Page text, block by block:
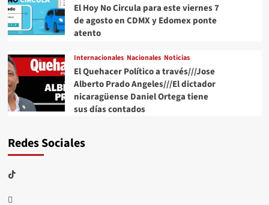
El Hoy No Circula para este viernes 7
de agosto en CDMX y Edomex ponte
atento
Internacionales Nacionales Noticias
El Quehacer Político a través///Jose
Alberto Prado Angeles///El dictador
nicaragüense Daniel Ortega tiene
sus días contados
Redes Sociales
TikTok
threads